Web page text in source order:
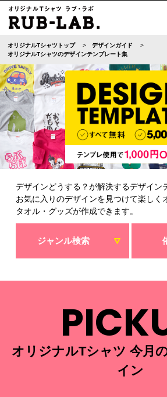
オリジナルTシャツトップ
デザインガイド
オリジナルTシャツのデザインテンプレート集
デザインどうする？が解決するデザイン
お気に入りのデザインを見つけて楽しく
タオル・グッズが作成できます。
ジャンル検索
オリジナルTシャツ 今月
イン